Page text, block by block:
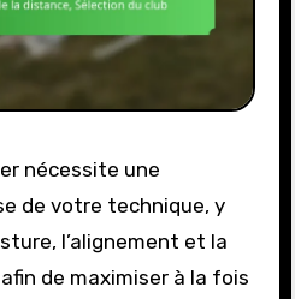
nécessite une
de votre technique, y
l’alignement et la
de maximiser à la fois